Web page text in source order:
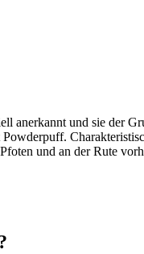
aner­kannt und sie der
und an der Rute